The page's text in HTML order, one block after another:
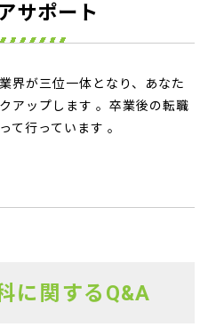
サポート
界が三位一体となり、あなた
アップします 。卒業後の転職
て行っています 。
に関するQ&A